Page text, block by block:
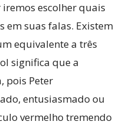
escolher quais
em suas falas. Existem
equivalente a três
significa que a
pois Peter
entusiasmado ou
vermelho tremendo